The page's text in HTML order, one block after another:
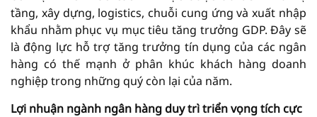
tầng, xây dựng, logistics, chuỗi cung ứng và xuất nhập
khẩu nhằm phục vụ mục tiêu tăng trưởng GDP. Đây sẽ
là động lực hỗ trợ tăng trưởng tín dụng của các ngân
hàng có thế mạnh ở phân khúc khách hàng doanh
nghiệp trong những quý còn lại của năm.
Lợi nhuận ngành ngân hàng duy trì triển vọng tích cực